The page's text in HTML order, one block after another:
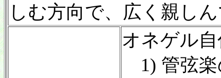
しむ方向で、広く親し
オネゲル自
1) 管弦楽